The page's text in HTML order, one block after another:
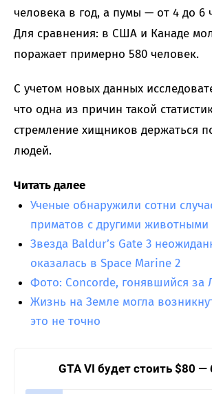
человека в год, а пумы — от 4 до 6
Для сравнения: в США и Канаде
поражает примерно 580 человек.
С учетом новых данных
что одна из причин такой
стремление хищников держаться
людей.
Читать далее
Ученые обнаружили сотни
приматов с другими животными
Звезда Baldur’s Gate 3
оказалась в Space Marine 2
Фото: Concorde, гонявшийся за
Жизнь на Земле могла
это не точно
GTA VI будет стоить $80 —